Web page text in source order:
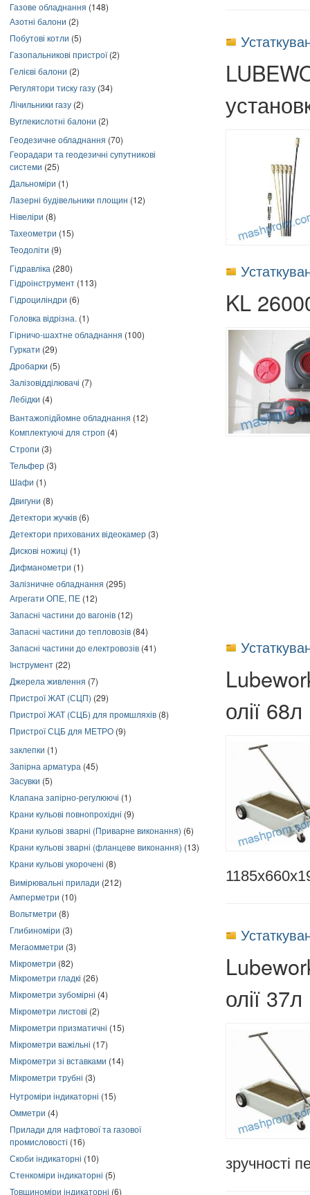
Газове обладнання (148)
Азотні балони (2)
Побутові котли (5)
Газопальникові пристрої(2)
Гелієві балони (2)
Регулятори тиску газу (34)
Лічильники газу (2)
Вуглекислотні балони (2)
Геодезичне обладнання (70)
Георадари та геодезичні супутникові
системи (25)
Дальноміри (1)
Лазерні будівельники площин (12)
Нівеліри (8)
Тахеометри (15)
Теодоліти (9)
Гідравліка (280)
Гідроінструмент (113)
Гідроциліндри (6)
Головка відрізна. (1)
Гірничо-шахтне обладнання (100)
Гуркати (29)
Дробарки (5)
Залізовідділювачі (7)
Лебідки (4)
Вантажопідйомне обладнання (12)
Комплектуючі для строп (4)
Стропи (3)
Тельфер (3)
Шафи (1)
Двигуни (8)
Детектори жучків (6)
Детектори прихованих відеокамер (3)
Дискові ножиці (1)
Дифманометри (1)
Залізничне обладнання (295)
Агрегати ОПЕ, ПЕ (12)
Запасні частини до вагонів (12)
Запасні частини до тепловозів (84)
Запасні частини до електровозів (41)
Інструмент (22)
Джерела живлення (7)
Пристрої ЖАТ (СЦП) (29)
Пристрої ЖАТ (СЦБ) для промшляхів (8)
Пристрої СЦБ для МЕТРО (9)
заклепки (1)
Запірна арматура (45)
Засувки (5)
Клапана запірно-регулюючі (1)
Крани кульові повнопрохідні (9)
Крани кульові зварні (Приварне виконання) (6)
Крани кульові зварні (фланцеве виконання) (13)
Крани кульові укорочені (8)
Вимірювальні прилади (212)
Амперметри (10)
Вольтметри (8)
Глибиноміри (3)
Мегаомметри (3)
Мікрометри (82)
Мікрометри гладкі (26)
Мікрометри зубомірні (4)
Мікрометри листові (2)
Мікрометри призматичні (15)
Мікрометри важільні (17)
Мікрометри зі вставками (14)
Мікрометри трубні (3)
Нутроміри індикаторні (15)
Омметри (4)
Прилади для нафтової та газової
промисловості (16)
Скоби індикаторні (10)
Стенкоміри індикаторні (5)
Товщиноміри індикаторні (6)
KL
олії 68л
олії 37л
зручності